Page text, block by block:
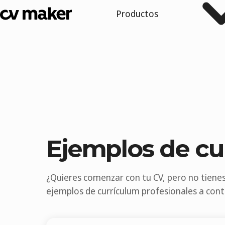
Productos
Ejemplos de
¿Quieres comenzar con tu CV, pero no
ejemplos de currículum profesionales a